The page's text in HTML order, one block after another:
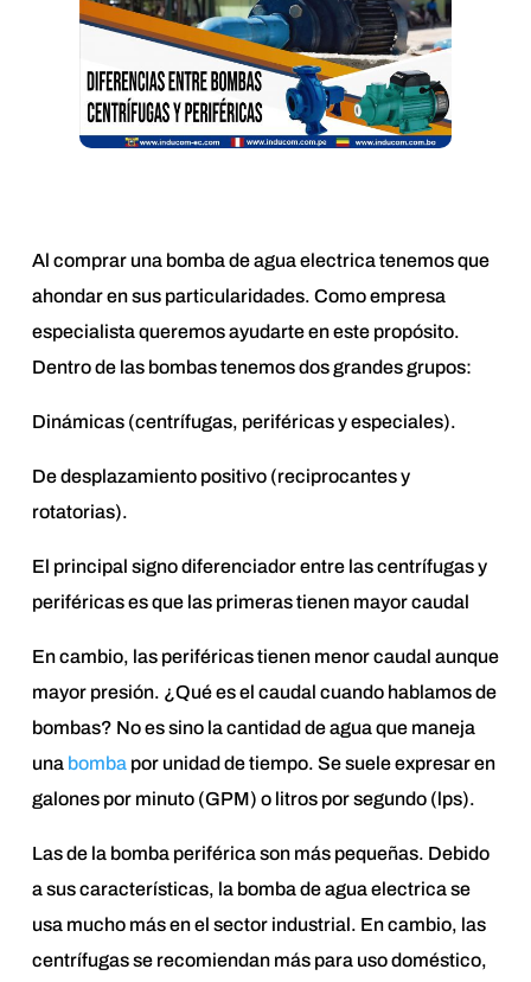
Al comprar una bomba de agua electrica tenemos que
ahondar en sus particularidades. Como empresa
especialista queremos ayudarte en este propósito.
Dentro de las bombas tenemos dos grandes grupos:
Dinámicas (centrífugas, periféricas y especiales).
De desplazamiento positivo (reciprocantes y
rotatorias).
El principal signo diferenciador entre las centrífugas y
periféricas es que las primeras tienen mayor caudal
En cambio, las periféricas tienen menor caudal aunque
mayor presión. ¿Qué es el caudal cuando hablamos de
bombas? No es sino la cantidad de agua que maneja
una bombapor unidad de tiempo. Se suele expresar en
galones por minuto (GPM) o litros por segundo (lps).
Las de la bomba periférica son más pequeñas. Debido
a sus características, la bomba de agua electrica se
usa mucho más en el sector industrial. En cambio, las
centrífugas se recomiendan más para uso doméstico,